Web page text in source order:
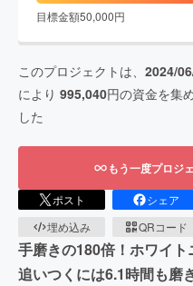
目標金額50,000円
このプロジェクトは、 2024/
により 995,040円の資金を集
した
もう一度プロジ
ポスト シェア
埋め込み
QRコード
手磨きの180倍！ホワイ
追いつくには6.1時間も磨